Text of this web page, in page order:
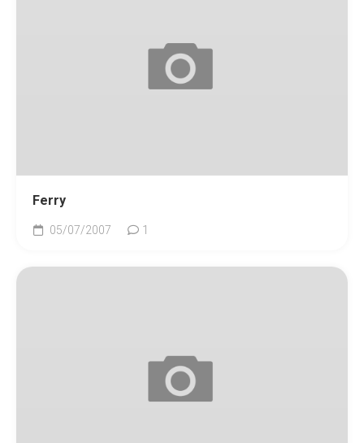
Ferry
05/07/2007 1